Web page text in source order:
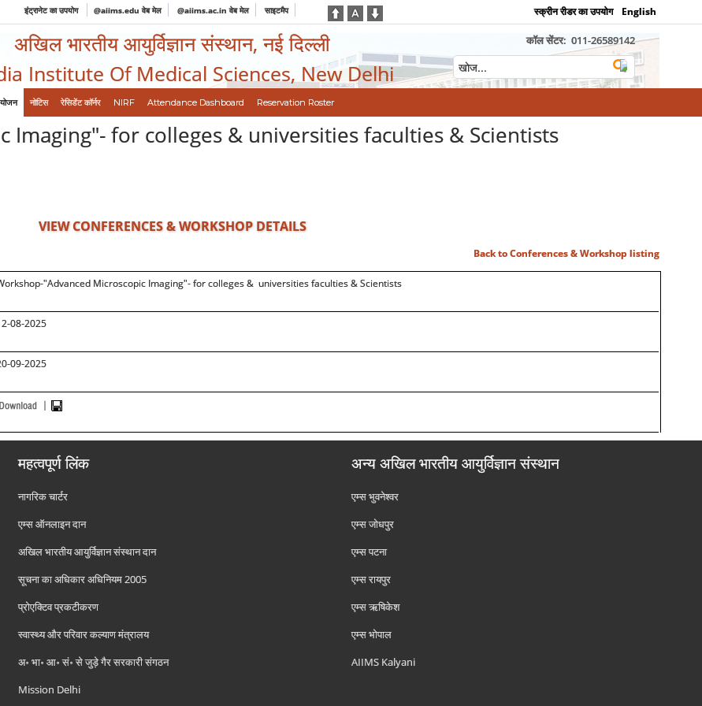
इंट्रानेट का उपयोग @aiims.edu वेब मेल @aiims.ac.in वेब मेल साइटमैप स्क्रीन रीडर का उपयोग English
अखिल भारतीय आयुर्विज्ञान संस्थान, नई दिल्ली
Institute Of Medical Sciences, New Delhi
कॉल सेंटर: 011-26589142
नोटिस रेसिडेंट कॉर्नर NIRF Attendance Dashboard Reservation Roster
Imaging"- for colleges & universities faculties & Scientists
VIEW CONFERENCES & WORKSHOP DETAILS
Back to Conferences & Workshop listing
"Advanced Microscopic Imaging"- for colleges & universities faculties & Scientists
08-2025
09-2025
महत्वपूर्ण लिंक
नागरिक चार्टर
एम्स ऑनलाइन दान
अखिल भारतीय आयुर्विज्ञान संस्थान दान
सूचना का अधिकार अधिनियम 2005
प्रोएक्टिव प्रकटीकरण
स्वास्थ्य और परिवार कल्याण मंत्रालय
अ॰ भा॰ आ॰ सं॰ से जुड़े गैर सरकारी संगठन
Mission Delhi
अन्य अखिल भारतीय आयुर्विज्ञान संस्थान
एम्‍स भुवनेश्वर
एम्‍स जोधपुर
एम्‍स पटना
एम्‍स रायपुर
एम्‍स ऋषिकेश
एम्‍स भोपाल
AIIMS Kalyani